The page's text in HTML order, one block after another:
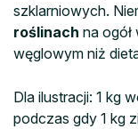
szklarniowych.
roślinach na ogół
węglowym niż
Dla ilustracji: 1 kg
podczas gdy 1 kg